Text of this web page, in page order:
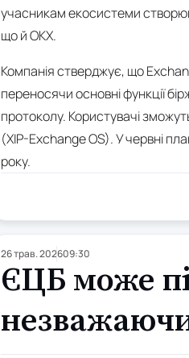
учасникам екосистеми
що й OKX.
Компанія стверджує, що
переносячи основні функції
протоколу. Користувачі
(XIP-Exchange OS). У червні
року.
26 трав. 202609:30
ЄЦБ може